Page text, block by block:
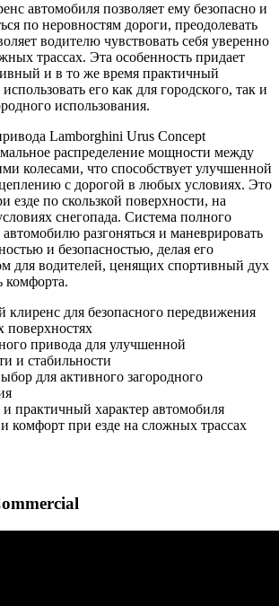
автомобиля позволяет ему безопасно и
по неровностям дороги, преодолевать
водителю чувствовать себя уверенно
трассах. Эта особенность придает
и в то же время практичный
его как для городского, так и
использования.
Lamborghini Urus Concept
распределение мощности между
колесами, что способствует улучшенной
с дорогой в любых условиях. Это
езде по скользкой поверхности, на
снегопада. Система полного
разгоняться и маневрировать
и безопасностью, делая его
для водителей, ценящих спортивный дух
комфорта.
для безопасного передвижения
поверхностях
привода для улучшенной
и стабильности
для активного загородного
практичный характер автомобиля
комфорт при езде на сложных трассах